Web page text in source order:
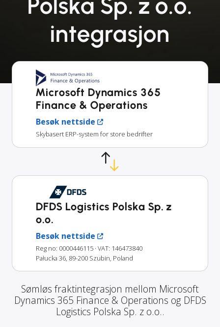
integrasjon
Microsoft Dynamics 365
Finance & Operations
Besøk nettside
Skybasert ERP-system for store bedrifter
DFDS Logistics Polska Sp. z
o.o.
Besøk nettside
Reg no: 0000446115 · VAT: 146473840
Pałucka 36, 89-200 Szubin, Poland
Sømløs fraktintegrasjon mellom Microsoft
Dynamics 365 Finance & Operations og DFDS
Logistics Polska Sp. z o.o..